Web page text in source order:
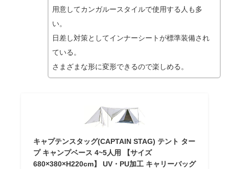
用意してカンガルースタイルで使用する人も多
い。
日差し対策としてインナーシートが標準装備され
ている。
さまざまな形に変形できるので楽しめる。
キャプテンスタッグ(CAPTAIN STAG) テント ター
プ キャンプベース 4~5人用 【サイズ
680×380×H220cm】 UV・PU加工 キャリーバッグ